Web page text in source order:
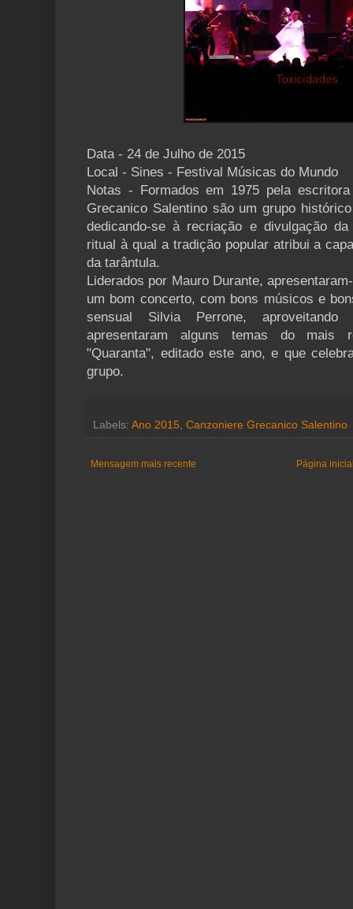
Data - 24 de Julho de 2015
Local - Sines - Festival Músicas do Mundo
Notas - Formados em 1975 pela
Grecanico Salentino são um grupo
dedicando-se à recriação e divulgação
ritual à qual a tradição popular atribui a
da tarântula.
Liderados por Mauro Durante,
um bom concerto, com bons músicos e
sensual Silvia Perrone,
apresentaram alguns temas do mais
"Quaranta", editado este ano, e que
grupo.
Labels: Ano 2015, Canzoniere Grecanico Salentino
Mensagem mais recente Página